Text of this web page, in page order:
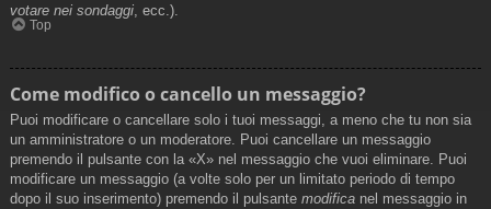
votare nei sondaggi , ecc.).
Top
Come modifico o cancello un messaggio?
Puoi modificare o cancellare solo i tuoi messaggi, a meno che tu non sia
un amministratore o un moderatore. Puoi cancellare un messaggio
premendo il pulsante con la «X» nel messaggio che vuoi eliminare. Puoi
modificare un messaggio (a volte solo per un limitato periodo di tempo
dopo il suo inserimento) premendo il pulsante modifica nel messaggio in